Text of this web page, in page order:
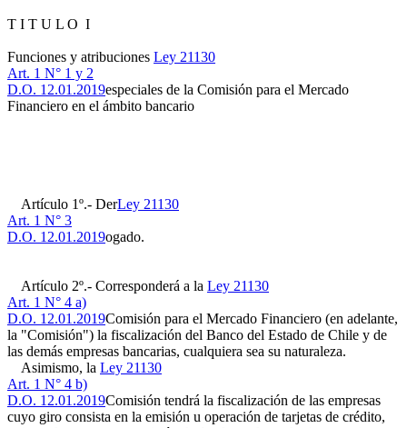
T I T U L O I
Funciones y atribuciones Ley 21130
Art. 1 N° 1 y 2
D.O. 12.01.2019especiales de la Comisión para el Mercado
Financiero en el ámbito bancario
Artículo 1º.- DerLey 21130
Art. 1 N° 3
D.O. 12.01.2019ogado.
Artículo 2º.- Corresponderá a la Ley 21130
Art. 1 N° 4 a)
D.O. 12.01.2019Comisión para el Mercado Financiero (en adelante,
la "Comisión") la fiscalización del Banco del Estado de Chile y de
las demás empresas bancarias, cualquiera sea su naturaleza.
Asimismo, la Ley 21130
Art. 1 N° 4 b)
D.O. 12.01.2019Comisión tendrá la fiscalización de las empresas
cuyo giro consista en la emisión u operación de tarjetas de crédito,